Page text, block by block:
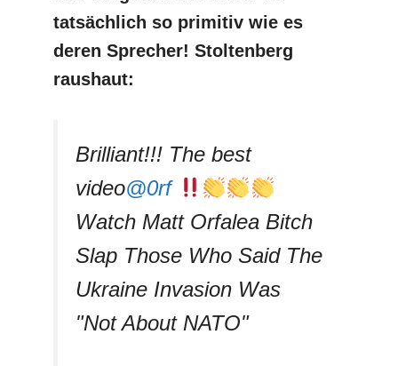
tatsächlich so primitiv wie es
deren Sprecher! Stoltenberg
raushaut:
Brilliant!!! The best
video@0rf
Watch Matt Orfalea Bitch
Slap Those Who Said The
Ukraine Invasion Was
"Not About NATO"